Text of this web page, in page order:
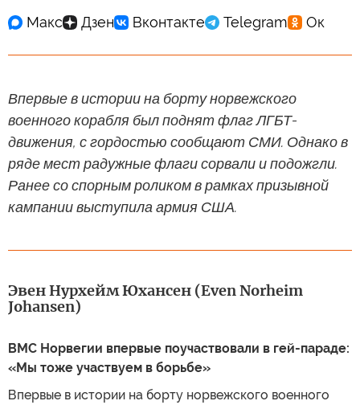
Впервые в истории на борту норвежского
военного корабля был поднят флаг ЛГБТ-
движения, с гордостью сообщают СМИ. Однако в
ряде мест радужные флаги сорвали и подожгли.
Ранее со спорным роликом в рамках призывной
кампании выступила армия США.
Эвен Нурхейм Юхансен (Even Norheim
Johansen)
ВМС Норвегии впервые поучаствовали в гей-параде:
«Мы тоже участвуем в борьбе»
Впервые в истории на борту норвежского военного